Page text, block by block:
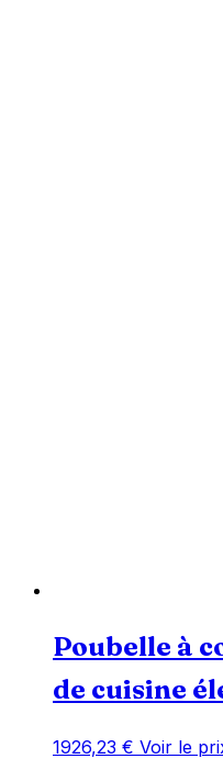
Poubelle à
de cuisine
1926,23 € Voir le